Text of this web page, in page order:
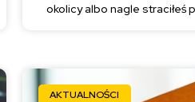
okolicy albo nagle straciłeś
AKTUALNOŚCI